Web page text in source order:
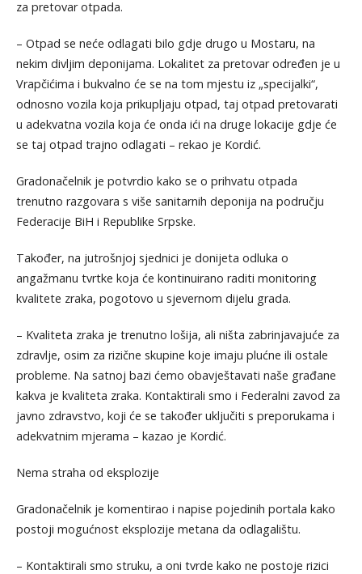
za pretovar otpada.
– Otpad se neće odlagati bilo gdje drugo u Mostaru, na
nekim divljim deponijama. Lokalitet za pretovar određen je u
Vrapčićima i bukvalno će se na tom mjestu iz „specijalki“,
odnosno vozila koja prikupljaju otpad, taj otpad pretovarati
u adekvatna vozila koja će onda ići na druge lokacije gdje će
se taj otpad trajno odlagati – rekao je Kordić.
Gradonačelnik je potvrdio kako se o prihvatu otpada
trenutno razgovara s više sanitarnih deponija na području
Federacije BiH i Republike Srpske.
Također, na jutrošnjoj sjednici je donijeta odluka o
angažmanu tvrtke koja će kontinuirano raditi monitoring
kvalitete zraka, pogotovo u sjevernom dijelu grada.
– Kvaliteta zraka je trenutno lošija, ali ništa zabrinjavajuće za
zdravlje, osim za rizične skupine koje imaju plućne ili ostale
probleme. Na satnoj bazi ćemo obavještavati naše građane
kakva je kvaliteta zraka. Kontaktirali smo i Federalni zavod za
javno zdravstvo, koji će se također uključiti s preporukama i
adekvatnim mjerama – kazao je Kordić.
Nema straha od eksplozije
Gradonačelnik je komentirao i napise pojedinih portala kako
postoji mogućnost eksplozije metana da odlagalištu.
– Kontaktirali smo struku, a oni tvrde kako ne postoje rizici